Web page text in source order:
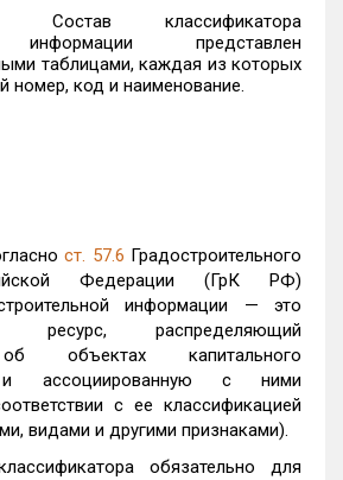
Состав классификатора
информации представлен
таблицами, каждая из которых
номер, код и наименование.
ст. 57.6 Градостроительного
Федерации (ГрК РФ)
информации — это
ресурс, распределяющий
объектах капитального
и ассоциированную с ними
с ее классификацией
видами и другими признаками).
обязательно для